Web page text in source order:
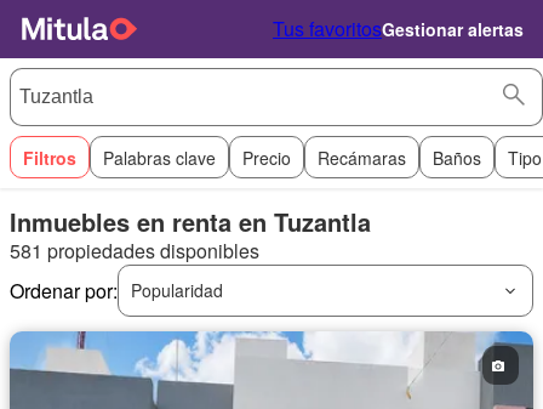
Tus favoritosGestionar alertas
Filtros Palabras clave Precio Recámaras Baños
Inmuebles en renta en Tuzantla
581 propiedades disponibles
Ordenar por:
Popularidad